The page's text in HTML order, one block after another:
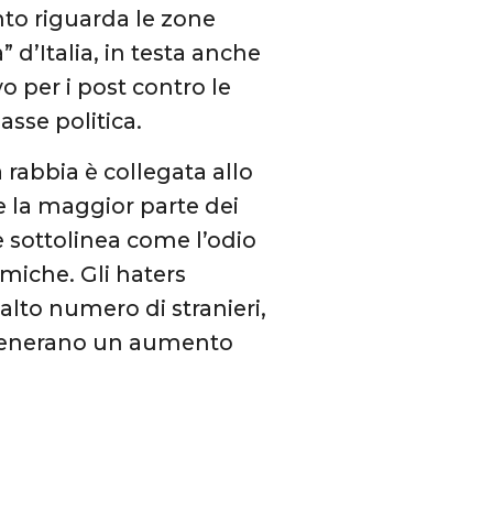
riguarda le zone
d’Italia, in testa anche
per i post contro le
politica.
è collegata allo
la maggior parte dei
come l’odio
Gli haters
numero di stranieri,
un aumento